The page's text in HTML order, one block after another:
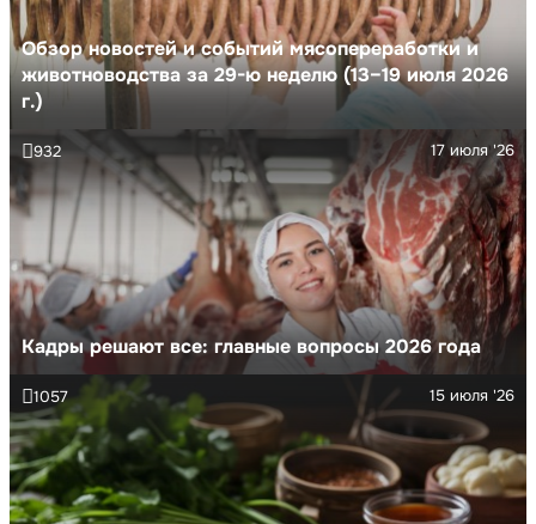
Обзор новостей и событий мясопереработки и
животноводства за 29-ю неделю (13–19 июля 2026
г.)
Кадры решают все: главные вопросы 2026 года
17 июля '26
932
15 июля '26
1057